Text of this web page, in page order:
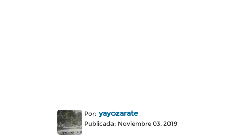
Por: yayozarate
Publicada: Noviembre 03, 2019